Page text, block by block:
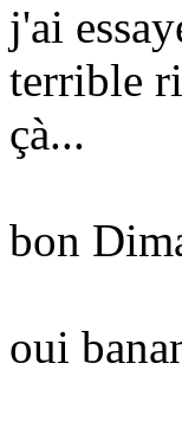
j'ai
terrible
çà...
bon
oui